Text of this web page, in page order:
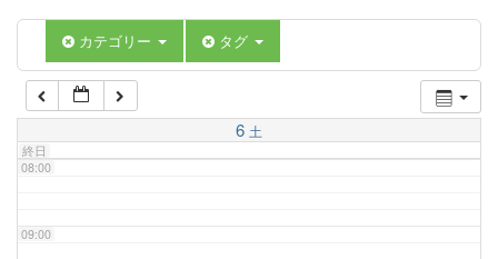
カテゴリー タグ
6 土
終日
07:00
08:00
09:00